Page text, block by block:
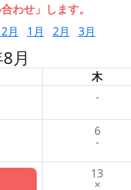
わせ」します。
月 1月 2月 3月
月
木
-
6
-
13
×